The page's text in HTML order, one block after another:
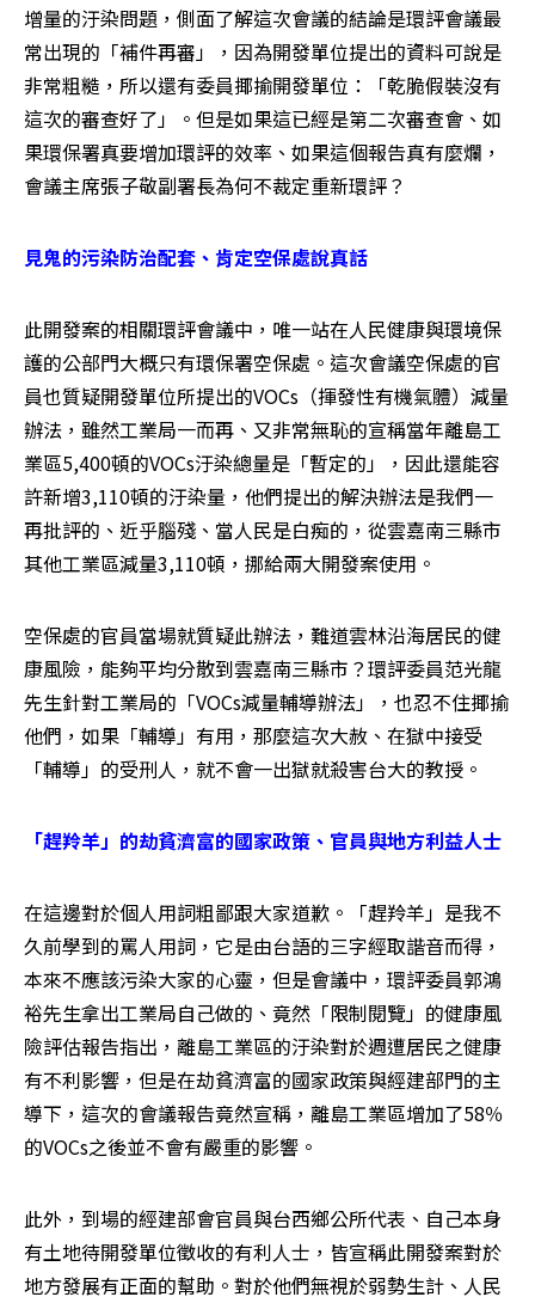
增量的汙染問題，側面了解這次會議的結論是環評會議最
常出現的「補件再審」，因為開發單位提出的資料可說是
非常粗糙，所以還有委員揶揄開發單位：「乾脆假裝沒有
這次的審查好了」。但是如果這已經是第二次審查會、如
果環保署真要增加環評的效率、如果這個報告真有麼爛，
會議主席張子敬副署長為何不裁定重新環評？
見鬼的污染防治配套、肯定空保處說真話
此開發案的相關環評會議中，唯一站在人民健康與環境保
護的公部門大概只有環保署空保處。這次會議空保處的官
員也質疑開發單位所提出的VOCs（揮發性有機氣體）減量
辦法，雖然工業局一而再、又非常無恥的宣稱當年離島工
業區5,400頓的VOCs汙染總量是「暫定的」，因此還能容
許新增3,110頓的汙染量，他們提出的解決辦法是我們一
再批評的、近乎腦殘、當人民是白痴的，從雲嘉南三縣市
其他工業區減量3,110頓，挪給兩大開發案使用。
空保處的官員當場就質疑此辦法，難道雲林沿海居民的健
康風險，能夠平均分散到雲嘉南三縣市？環評委員范光龍
先生針對工業局的「VOCs減量輔導辦法」，也忍不住揶揄
他們，如果「輔導」有用，那麼這次大赦、在獄中接受
「輔導」的受刑人，就不會一出獄就殺害台大的教授。
「趕羚羊」的劫貧濟富的國家政策、官員與地方利益人士
在這邊對於個人用詞粗鄙跟大家道歉。「趕羚羊」是我不
久前學到的罵人用詞，它是由台語的三字經取諧音而得，
本來不應該污染大家的心靈，但是會議中，環評委員郭鴻
裕先生拿出工業局自己做的、竟然「限制閱覽」的健康風
險評估報告指出，離島工業區的汙染對於週遭居民之健康
有不利影響，但是在劫貧濟富的國家政策與經建部門的主
導下，這次的會議報告竟然宣稱，離島工業區增加了58％
的VOCs之後並不會有嚴重的影響。
此外，到場的經建部會官員與台西鄉公所代表、自己本身
有土地待開發單位徵收的有利人士，皆宣稱此開發案對於
地方發展有正面的幫助。對於他們無視於弱勢生計、人民